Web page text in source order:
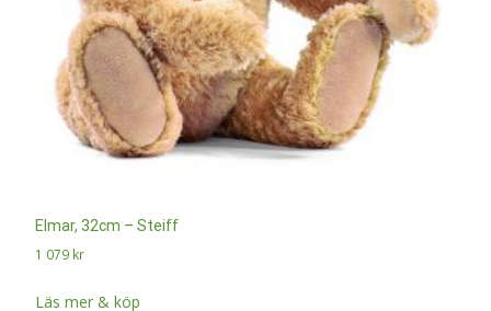
Elmar, 32cm – Steiff
1 079 kr
Läs mer & köp